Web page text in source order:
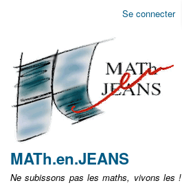
Aller
non
identifié
Se connecter
MATh.en.JEANS
Ne subissons pas les maths, vivons les !